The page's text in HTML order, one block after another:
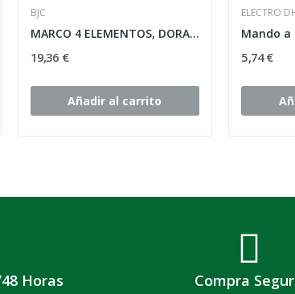
BJC
MARCO 4 ELEMENTOS, DORADO-TOSTADO HORIZONTAL...
19,36 €
Añadir al carrito
ELECTRO
5,74 €
Horas Compra